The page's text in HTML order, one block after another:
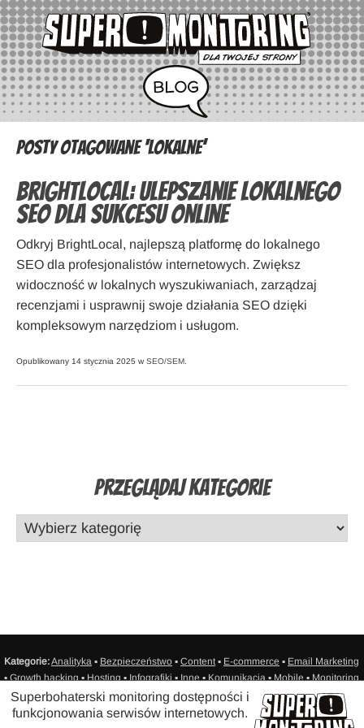
Posty otagowane ‘lokalne’
BrightLocal: ulepszanie lokalnego
SEO dla sukcesu online
Odkryj BrightLocal, najlepszą platformę do lokalnego
SEO dla profesjonalistów internetowych. Zwiększ
widoczność w lokalnych wyszukiwaniach, zarządzaj
recenzjami i usprawnij swoje działania SEO dzięki
kompleksowym narzędziom i usługom.
Opublikowany 14 stycznia 2025 w SEO/SEM
Przeglądaj Kategorie
Superbohaterski monitoring dostępności i
funkcjonowania serwisów internetowych.
Kategorie:Analityka ▪ Bezpieczeństwo ▪ Content▪ E-commerce ▪ Email Marketing
▪Growth hacking▪Hosting▪Infografiki▪Inne▪Komunikacja▪Mobile▪Monitoring
Ogólnie o aplikacjach webowych▪Produktywność▪Promowany▪Reklama▪
SEO/SEM▪Social media▪Sprzedaż ▪Statystyki▪Testowanie▪ Web Design